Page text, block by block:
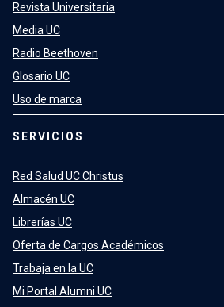
Revista Universitaria
Media UC
Radio Beethoven
Glosario UC
Uso de marca
SERVICIOS
Red Salud UC Christus
Almacén UC
Librerías UC
Oferta de Cargos Académicos
Trabaja en la UC
Mi Portal Alumni UC